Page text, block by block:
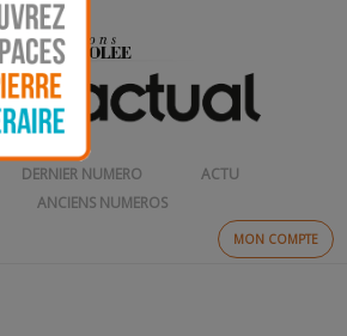
MON COMPTE
DERNIER NUMERO
ACTU
ANCIENS NUMEROS